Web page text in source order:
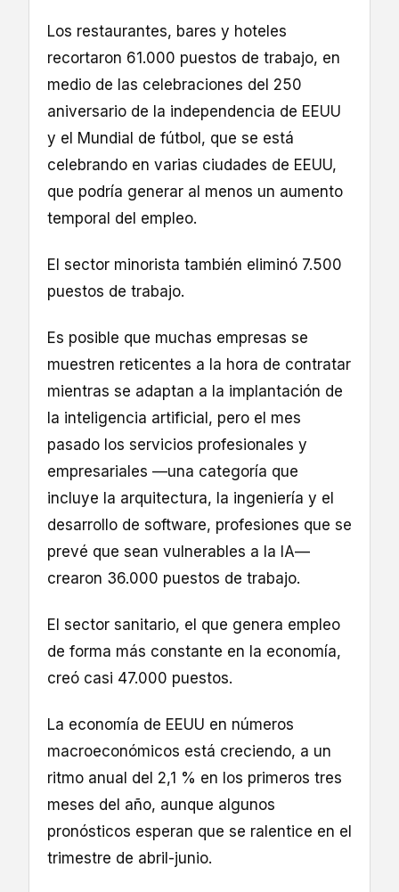
Los restaurantes, bares y hoteles
recortaron 61.000 puestos de trabajo, en
medio de las celebraciones del 250
aniversario de la independencia de EEUU
y el Mundial de fútbol, que se está
celebrando en varias ciudades de EEUU,
que podría generar al menos un aumento
temporal del empleo.
El sector minorista también eliminó 7.500
puestos de trabajo.
Es posible que muchas empresas se
muestren reticentes a la hora de contratar
mientras se adaptan a la implantación de
la inteligencia artificial, pero el mes
pasado los servicios profesionales y
empresariales —una categoría que
incluye la arquitectura, la ingeniería y el
desarrollo de software, profesiones que se
prevé que sean vulnerables a la IA—
crearon 36.000 puestos de trabajo.
El sector sanitario, el que genera empleo
de forma más constante en la economía,
creó casi 47.000 puestos.
La economía de EEUU en números
macroeconómicos está creciendo, a un
ritmo anual del 2,1 % en los primeros tres
meses del año, aunque algunos
pronósticos esperan que se ralentice en el
trimestre de abril-junio.